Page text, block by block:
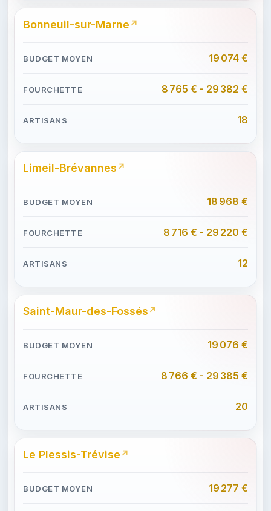
Bonneuil-sur-Marne
19 074 €
8 765 € - 29 382 €
18
Limeil-Brévannes
18 968 €
8 716 € - 29 220 €
12
Saint-Maur-des-Fossés
19 076 €
8 766 € - 29 385 €
20
Le Plessis-Trévise
19 277 €